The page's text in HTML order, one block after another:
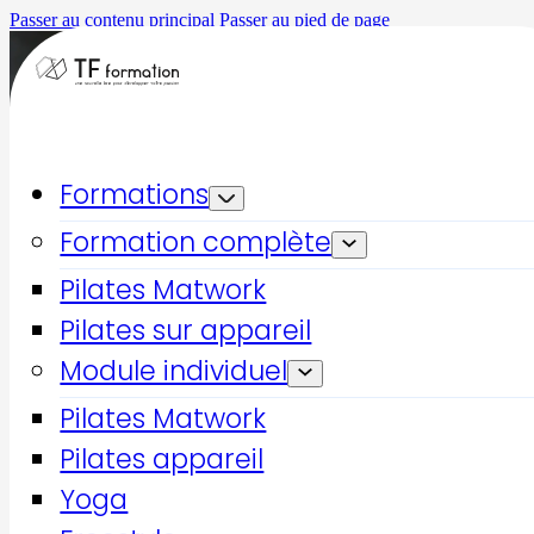
Passer au contenu principal Passer au pied de page
Formations
Formation complète
Pilates Matwork
Pilates sur appareil
Module individuel
Pilates Matwork
Pilates appareil
Yoga
Accueil
Formations qualifiantes
Pilates Maternité & Publics spécifiques
Pilates